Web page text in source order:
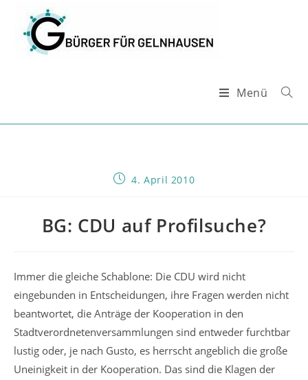
springen
Menü
Beitrag4. April 2010
BG: CDU auf Profilsuche?
Immer die gleiche Schablone: Die CDU wird nicht
eingebunden in Entscheidungen, ihre Fragen werden nicht
beantwortet, die Anträge der Kooperation in den
Stadtverordnetenversammlungen sind entweder furchtbar
lustig oder, je nach Gusto, es herrscht angeblich die große
Uneinigkeit in der Kooperation. Das sind die Klagen der